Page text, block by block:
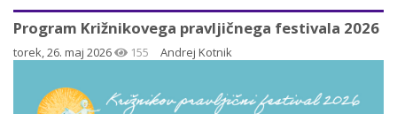
Program Križnikovega pravljičnega festivala 2026
torek, 26. maj 2026 155 Andrej Kotnik